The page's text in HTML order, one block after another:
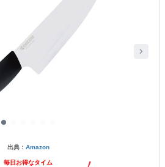
出典： Amazon
毎日お得なタイム